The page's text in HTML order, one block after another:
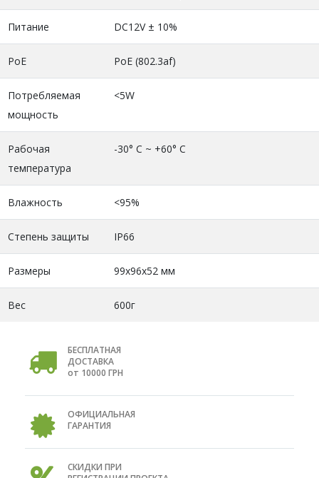
Питание DC12V ± 10%
PoE PoE (802.3af)
Потребляемая
мощность
<5W
Рабочая
температура
-30° C ~ +60° C
Влажность <95%
Степень защиты IP66
Размеры 99x96x52 мм
Вес 600г
БЕСПЛАТНАЯ
ДОСТАВКА
от 10000 ГРН
ОФИЦИАЛЬНАЯ
ГАРАНТИЯ
СКИДКИ ПРИ